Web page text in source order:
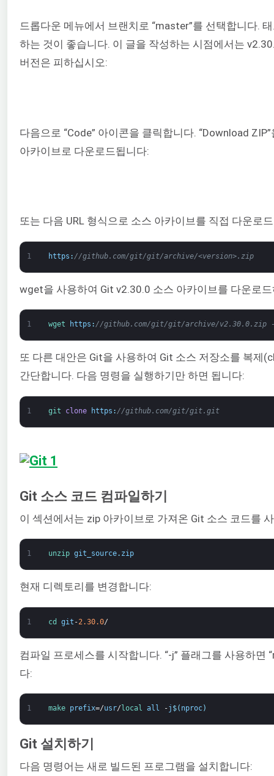
드롭다운 메뉴에서 브랜치로 “master”를 선택합니다.
하는 것이 좋습니다. 이 글을 작성하는 시점에서는
버전은 피하십시오:
다음으로 “Code” 아이콘을 클릭합니다. “Download
아카이브로 다운로드됩니다:
또는 다음 URL 형식으로 소스 아카이브를 직접 다운로
1 https : //github.com/git/git/archive/<version>.zip
wget을 사용하여 Git v2.30.0 소스 아카이브를 다운로
1 wget https : //github.com/git/git/archive/v2.30.0.zip -
또 다른 대안은 Git을 사용하여 Git 소스 저장소를 복제
간단합니다. 다음 명령을 실행하기만 하면 됩니다:
1 git clone https : //github.com/git/git.git
Git 소스 코드 컴파일하기
이 섹션에서는 zip 아카이브로 가져온 Git 소스 코드를
1 unzip git_source. zip
현재 디렉토리를 변경합니다:
1 cd git -2.30.0/
컴파일 프로세스를 시작합니다. “-j” 플래그를 사용하면
다:
1 make prefix=/usr/ local all -j $( nproc)
Git 설치하기
다음 명령어는 새로 빌드된 프로그램을 설치합니다: